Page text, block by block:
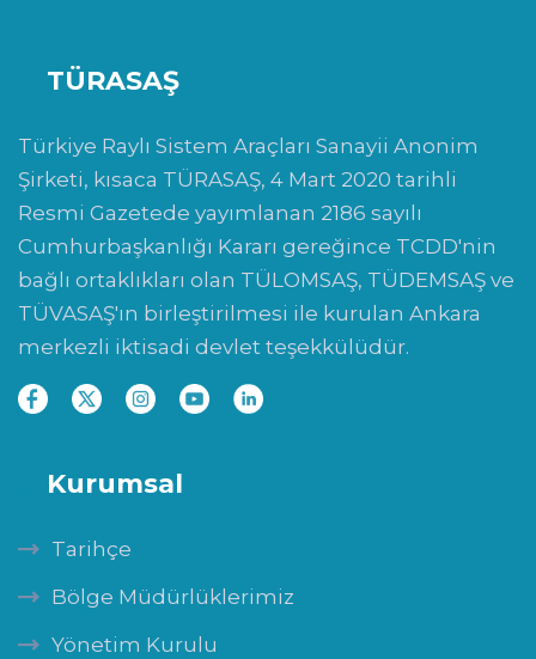
TÜRASAŞ
Türkiye Raylı Sistem Araçları Sanayii Anonim
Şirketi, kısaca TÜRASAŞ, 4 Mart 2020 tarihli
Resmi Gazetede yayımlanan 2186 sayılı
Cumhurbaşkanlığı Kararı gereğince TCDD'nin
bağlı ortaklıkları olan TÜLOMSAŞ, TÜDEMSAŞ ve
TÜVASAŞ'ın birleştirilmesi ile kurulan Ankara
merkezli iktisadi devlet teşekkülüdür.
Kurumsal
Tarihçe
Bölge Müdürlüklerimiz
Yönetim Kurulu